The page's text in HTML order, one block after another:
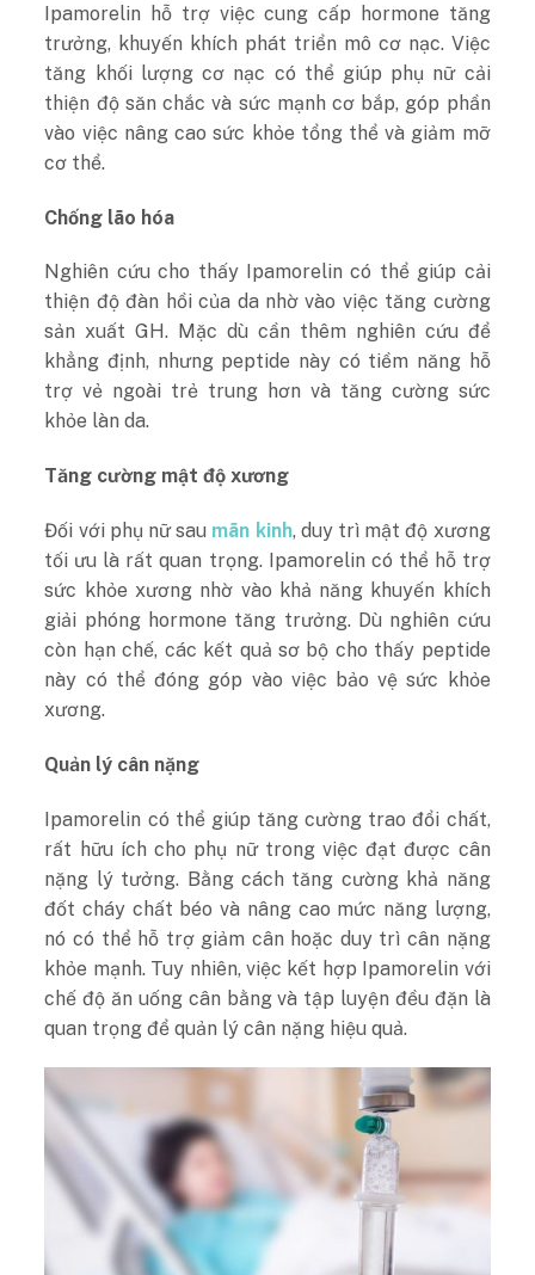
Ipamorelin hỗ trợ việc cung cấp hormone tăng
trưởng, khuyến khích phát triển mô cơ nạc. Việc
tăng khối lượng cơ nạc có thể giúp phụ nữ cải
thiện độ săn chắc và sức mạnh cơ bắp, góp phần
vào việc nâng cao sức khỏe tổng thể và giảm mỡ
cơ thể.
Chống lão hóa
Nghiên cứu cho thấy Ipamorelin có thể giúp cải
thiện độ đàn hồi của da nhờ vào việc tăng cường
sản xuất GH. Mặc dù cần thêm nghiên cứu để
khẳng định, nhưng peptide này có tiềm năng hỗ
trợ vẻ ngoài trẻ trung hơn và tăng cường sức
khỏe làn da.
Tăng cường mật độ xương
Đối với phụ nữ sau mãn kinh, duy trì mật độ xương
tối ưu là rất quan trọng. Ipamorelin có thể hỗ trợ
sức khỏe xương nhờ vào khả năng khuyến khích
giải phóng hormone tăng trưởng. Dù nghiên cứu
còn hạn chế, các kết quả sơ bộ cho thấy peptide
này có thể đóng góp vào việc bảo vệ sức khỏe
xương.
Quản lý cân nặng
Ipamorelin có thể giúp tăng cường trao đổi chất,
rất hữu ích cho phụ nữ trong việc đạt được cân
nặng lý tưởng. Bằng cách tăng cường khả năng
đốt cháy chất béo và nâng cao mức năng lượng,
nó có thể hỗ trợ giảm cân hoặc duy trì cân nặng
khỏe mạnh. Tuy nhiên, việc kết hợp Ipamorelin với
chế độ ăn uống cân bằng và tập luyện đều đặn là
quan trọng để quản lý cân nặng hiệu quả.